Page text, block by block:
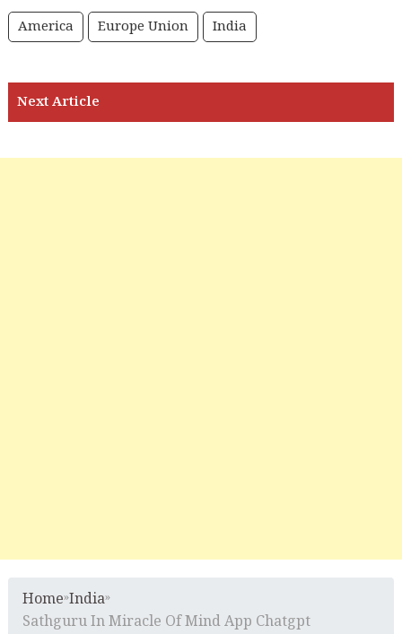
America Europe Union India
Home»India»
Sathguru In Miracle Of Mind App Chatgpt